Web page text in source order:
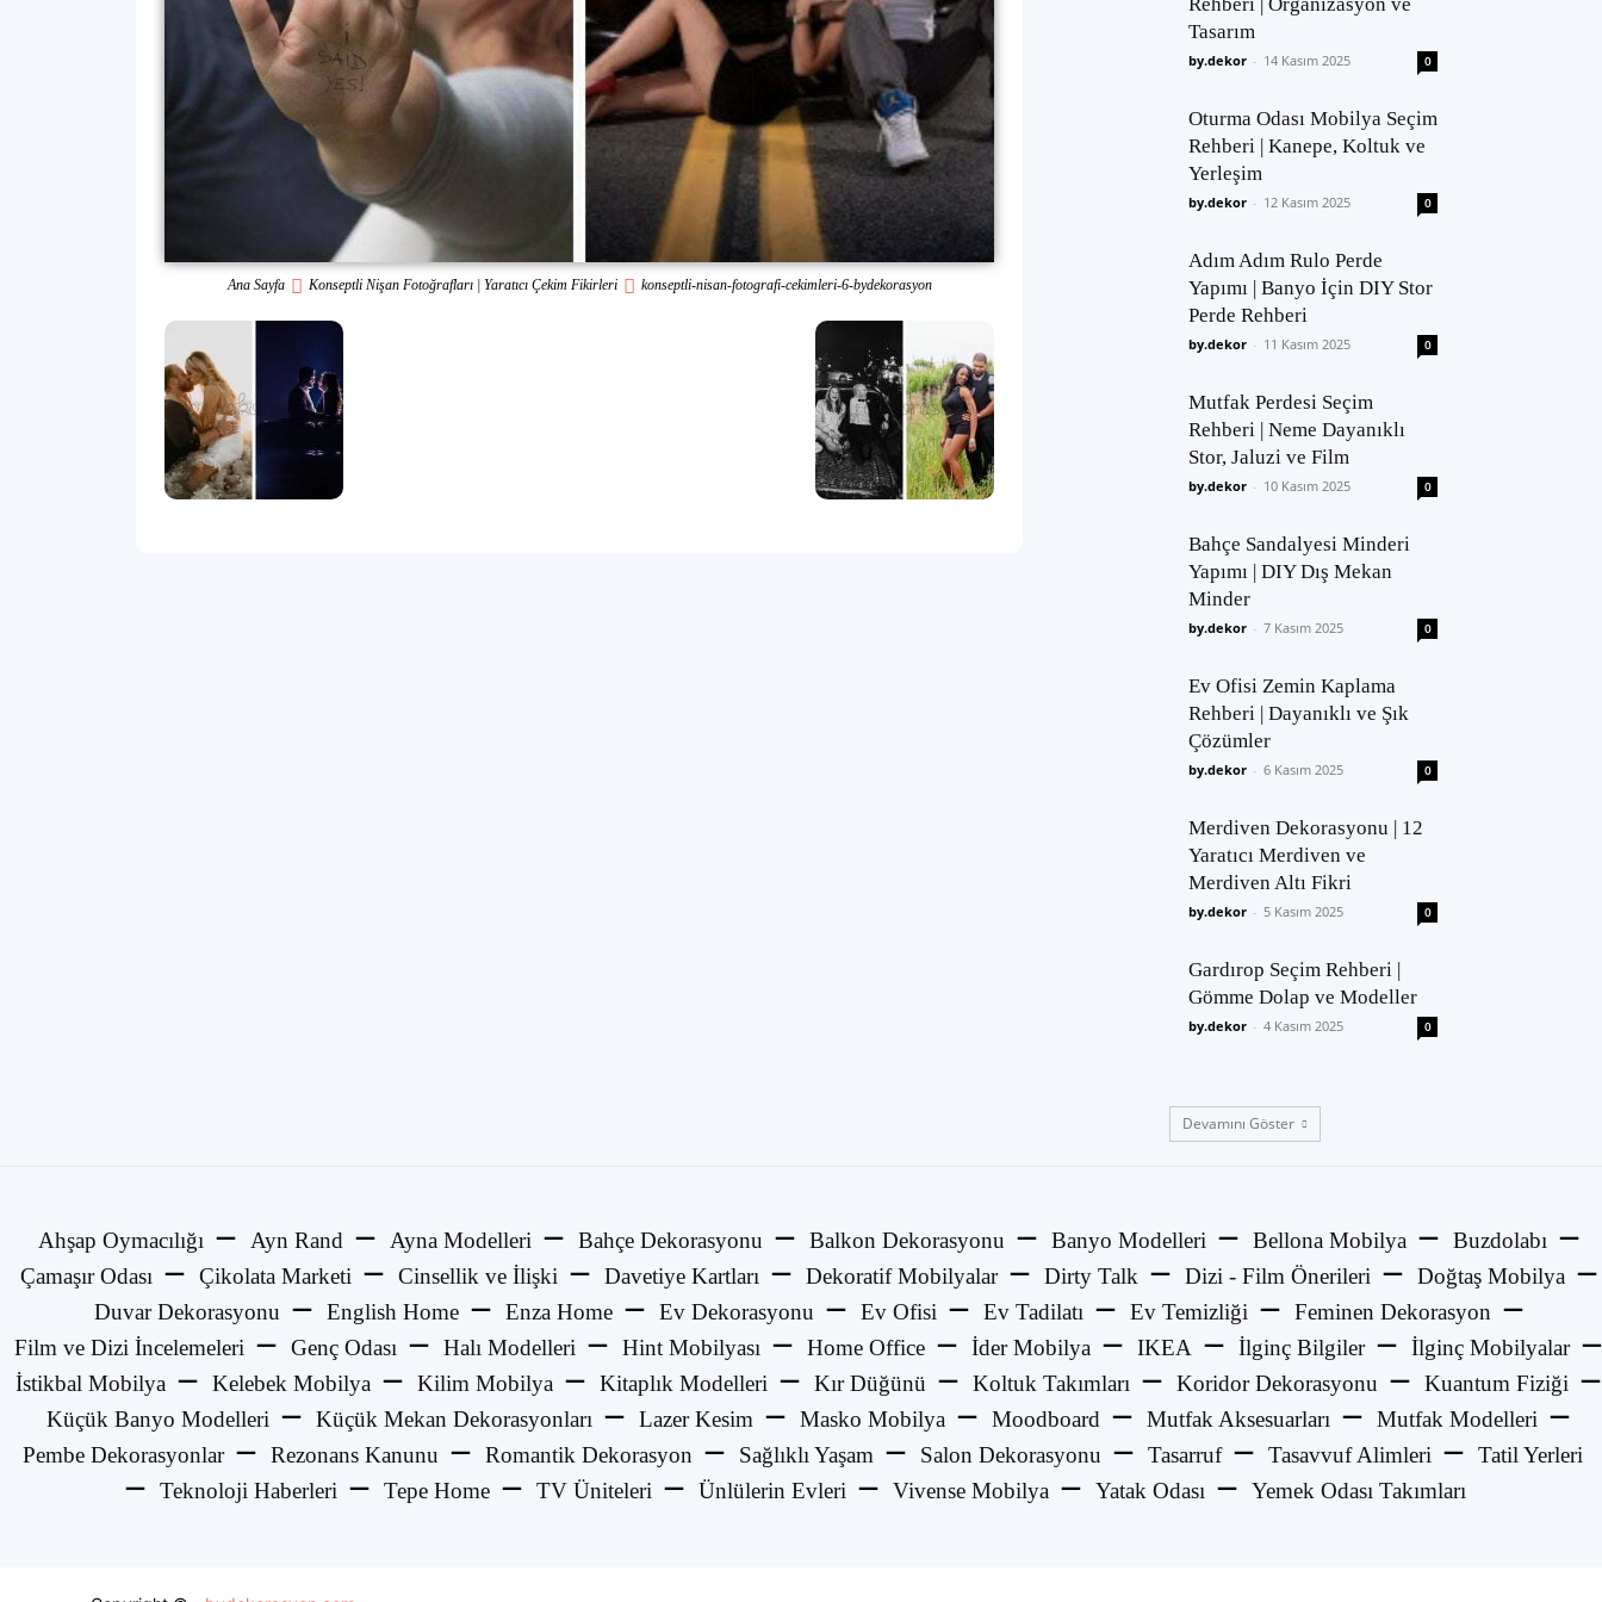
Ana Sayfa Konseptli Nişan Fotoğrafları | Yaratıcı Çekim Fikirleri konseptli-nisan-fotografi-cekimleri-6-bydekorasyon
Tasarım
by.dekor - 14 Kasım 2025 0
Oturma Odası Mobilya Seçim
Rehberi | Kanepe, Koltuk ve
Yerleşim
by.dekor - 12 Kasım 2025 0
Adım Adım Rulo Perde
Yapımı | Banyo İçin DIY Stor
Perde Rehberi
by.dekor - 11 Kasım 2025 0
Mutfak Perdesi Seçim
Rehberi | Neme Dayanıklı
Stor, Jaluzi ve Film
by.dekor - 10 Kasım 2025 0
Bahçe Sandalyesi Minderi
Yapımı | DIY Dış Mekan
Minder
by.dekor - 7 Kasım 2025 0
Ev Ofisi Zemin Kaplama
Rehberi | Dayanıklı ve Şık
Çözümler
by.dekor - 6 Kasım 2025 0
Merdiven Dekorasyonu | 12
Yaratıcı Merdiven ve
Merdiven Altı Fikri
by.dekor - 5 Kasım 2025 0
Gardırop Seçim Rehberi |
Gömme Dolap ve Modeller
by.dekor - 4 Kasım 2025 0
Devamını Göster
Ahşap Oymacılığı Ayn Rand Ayna Modelleri Bahçe Dekorasyonu Balkon Dekorasyonu Banyo Modelleri Bellona Mobilya
Buzdolabı
Çamaşır Odası
Çikolata Marketi Cinsellik ve İlişki Davetiye Kartları Dekoratif Mobilyalar Dirty Talk Dizi - Film Önerileri
Doğtaş Mobilya
Duvar Dekorasyonu
English Home Enza Home Ev Dekorasyonu Ev Ofisi Ev Tadilatı Ev Temizliği
Feminen Dekorasyon
Film ve Dizi İncelemeleri
Genç Odası Halı Modelleri Hint Mobilyası Home Office İder Mobilya IKEA İlginç Bilgiler
İlginç Mobilyalar
İstikbal Mobilya
Kelebek Mobilya Kilim Mobilya Kitaplık Modelleri Kır Düğünü Koltuk Takımları Koridor Dekorasyonu
Kuantum Fiziği
Küçük Banyo Modelleri
Küçük Mekan Dekorasyonları Lazer Kesim Masko Mobilya Moodboard Mutfak Aksesuarları
Mutfak Modelleri
Pembe Dekorasyonlar
Rezonans Kanunu Romantik Dekorasyon Sağlıklı Yaşam Salon Dekorasyonu Tasarruf Tasavvuf Alimleri
Tatil Yerleri
Teknoloji Haberleri
Tepe Home TV Üniteleri Ünlülerin Evleri Vivense Mobilya Yatak Odası Yemek Odası Takımları